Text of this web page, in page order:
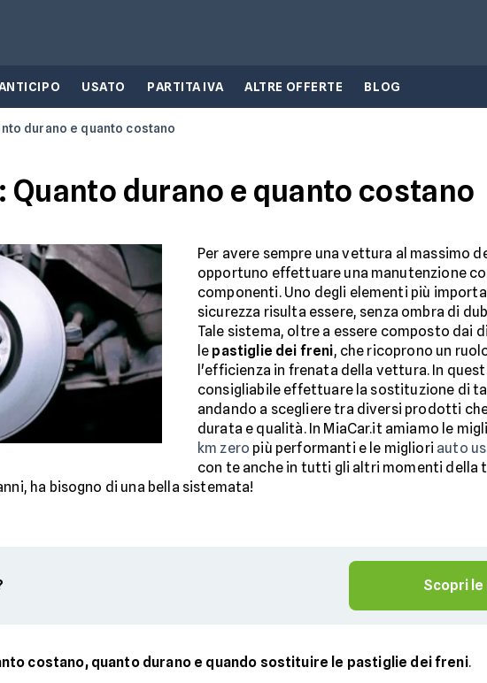
USATO PARTITA IVA ALTRE OFFERTE BLOG
durano e quanto costano
Quanto durano e quanto costano
Per avere sempre una vettura al massimo
opportuno effettuare una manutenzione
componenti. Uno degli elementi più
sicurezza risulta essere, senza ombra di
Tale sistema, oltre a essere composto dai
le pastiglie dei freni, che ricoprono un
l'efficienza in frenata della vettura. In
consigliabile effettuare la sostituzione di
andando a scegliere tra diversi prodotti
durata e qualità. In MiaCar.it amiamo le
km zero più performanti e le migliori auto
con te anche in tutti gli altri momenti della
ha bisogno di una bella sistemata!
Scopri
costano, quanto durano e quando sostituire le pastiglie dei freni.